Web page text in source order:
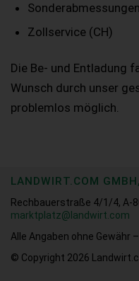
Sonderabmessungen
Zollservice (CH)
Die Be- und Entladung
Wunsch durch unser
problemlos möglich.
LANDWIRT.COM
Rechbauerstraße 4/1/4, A-
marktplatz@landwirt.com
Alle Angaben ohne Gewähr
© Copyright 2026